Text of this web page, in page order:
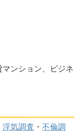
ンション、ビジネ
浮気調査 ・ 不倫調